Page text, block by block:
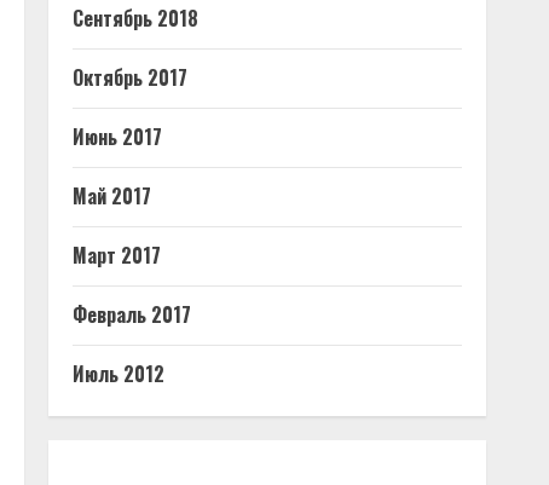
Сентябрь 2018
Октябрь 2017
Июнь 2017
Май 2017
Март 2017
Февраль 2017
Июль 2012